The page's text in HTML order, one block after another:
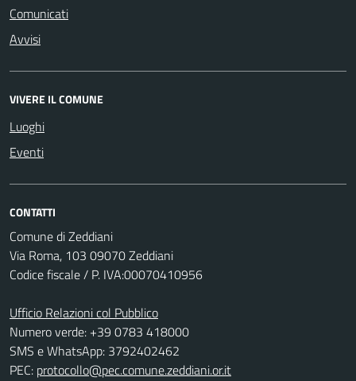
Comunicati
Avvisi
VIVERE IL COMUNE
Luoghi
Eventi
CONTATTI
Comune di Zeddiani
Via Roma, 103 09070 Zeddiani
Codice fiscale / P. IVA:00070410956
Ufficio Relazioni col Pubblico
Numero verde: +39 0783 418000
SMS e WhatsApp: 3792402462
PEC: protocollo@pec.comune.zeddiani.or.it